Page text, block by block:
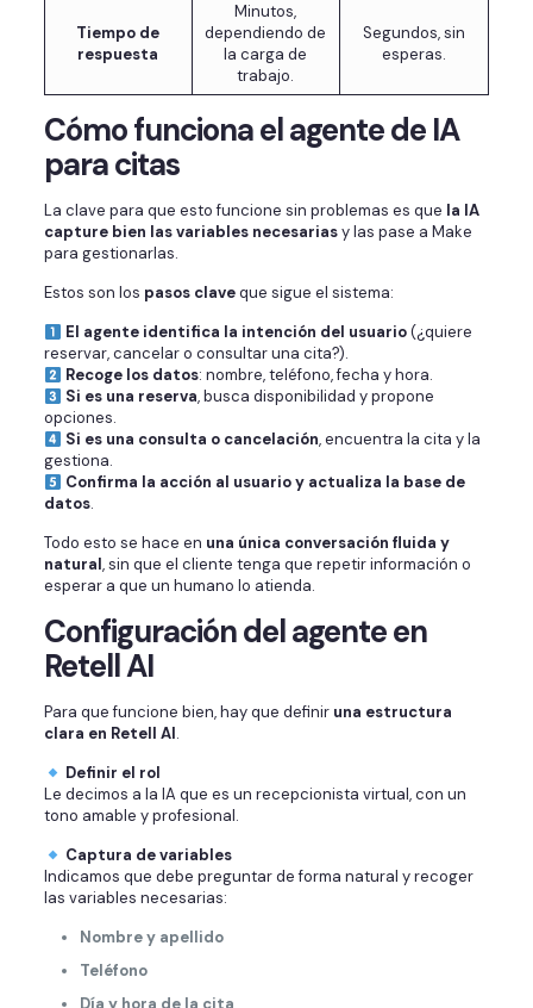
Tiempo de
respuesta
Minutos,
dependiendo de
la carga de
trabajo.
Segundos, sin
esperas.
Cómo funciona el agente de IA
para citas
La clave para que esto funcione sin problemas es que la IA
capture bien las variables necesariasy las pase a Make
para gestionarlas.
Estos son los pasos claveque sigue el sistema:
El agente identifica la intención del usuario(¿quiere
reservar, cancelar o consultar una cita?).
Recoge los datos: nombre, teléfono, fecha y hora.
Si es una reserva, busca disponibilidad y propone
opciones.
Si es una consulta o cancelación, encuentra la cita y la
gestiona.
Confirma la acción al usuario y actualiza la base de
datos.
Todo esto se hace en una única conversación fluida y
natural, sin que el cliente tenga que repetir información o
esperar a que un humano lo atienda.
Configuración del agente en
Retell AI
Para que funcione bien, hay que definir una estructura
clara en Retell AI.
Definir el rol
Le decimos a la IA que es un recepcionista virtual, con un
tono amable y profesional.
Captura de variables
Indicamos que debe preguntar de forma natural y recoger
las variables necesarias:
Nombre y apellido
Teléfono